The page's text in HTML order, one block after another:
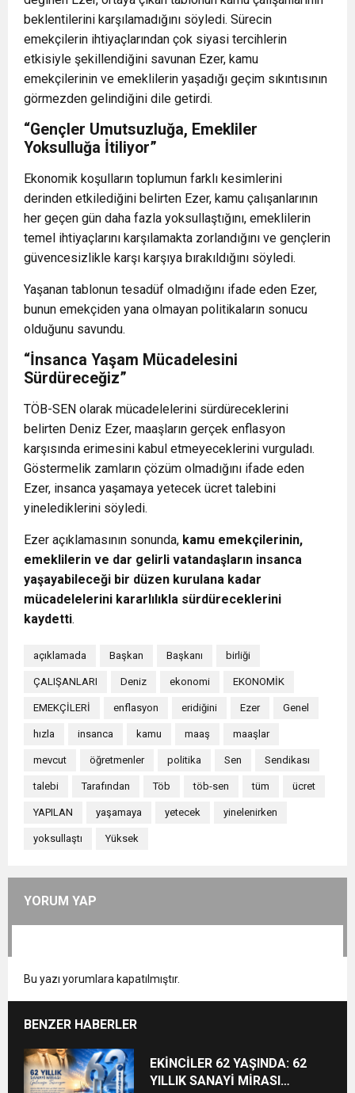
beklentilerini karşılamadığını söyledi. Sürecin
emekçilerin ihtiyaçlarından çok siyasi tercihlerin
etkisiyle şekillendiğini savunan Ezer, kamu
emekçilerinin ve emeklilerin yaşadığı geçim sıkıntısının
görmezden gelindiğini dile getirdi.
“Gençler Umutsuzluğa, Emekliler
Yoksulluğa İtiliyor”
Ekonomik koşulların toplumun farklı kesimlerini
derinden etkilediğini belirten Ezer, kamu çalışanlarının
her geçen gün daha fazla yoksullaştığını, emeklilerin
temel ihtiyaçlarını karşılamakta zorlandığını ve gençlerin
güvencesizlikle karşı karşıya bırakıldığını söyledi.
Yaşanan tablonun tesadüf olmadığını ifade eden Ezer,
bunun emekçiden yana olmayan politikaların sonucu
olduğunu savundu.
“İnsanca Yaşam Mücadelesini
Sürdüreceğiz”
TÖB-SEN olarak mücadelelerini sürdüreceklerini
belirten Deniz Ezer, maaşların gerçek enflasyon
karşısında erimesini kabul etmeyeceklerini vurguladı.
Göstermelik zamların çözüm olmadığını ifade eden
Ezer, insanca yaşamaya yetecek ücret talebini
yinelediklerini söyledi.
Ezer açıklamasının sonunda, kamu emekçilerinin,
emeklilerin ve dar gelirli vatandaşların insanca
yaşayabileceği bir düzen kurulana kadar
mücadelelerini kararlılıkla sürdüreceklerini
kaydetti.
açıklamada Başkan Başkanı birliği
ÇALIŞANLARI Deniz ekonomi EKONOMİK
EMEKÇİLERİ enflasyon eridiğini Ezer Genel
hızla insanca kamu maaş maaşlar
mevcut öğretmenler politika Sen Sendikası
talebi Tarafından Töb töb-sen tüm ücret
YAPILAN yaşamaya yetecek yinelenirken
yoksullaştı Yüksek
YORUM YAP
Bu yazı yorumlara kapatılmıştır.
BENZER HABERLER
EKİNCİLER 62 YAŞINDA: 62
YILLIK SANAYİ MİRASI